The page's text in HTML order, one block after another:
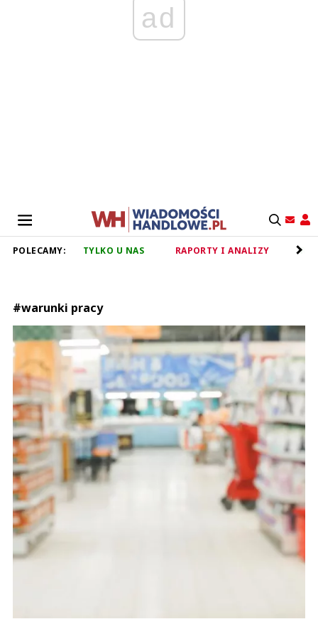
ad
POLECAMY: TYLKO U NAS RAPORTY I ANALIZY
#warunki pracy